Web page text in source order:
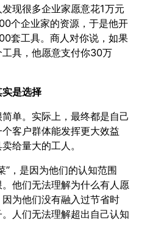
现很多企业家愿意花1万元
个企业家的资源，于是他开
套工具。商人对你说，如果
具，他愿意支付你30万
是选择
单。实际上，最终都是自己
客户群体能发挥更大效益
给量大的工人。
”，是因为他们的认知范围
他们无法理解为什么有人愿
为他们没有融入过节省时
人们无法理解超出自己认知